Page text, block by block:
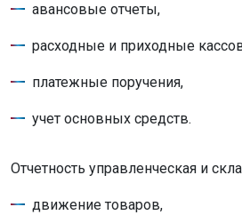
авансовые отчеты,
расходные и приходные
платежные поручения,
учет основных средств.
Отчетность управленческая и
движение товаров,